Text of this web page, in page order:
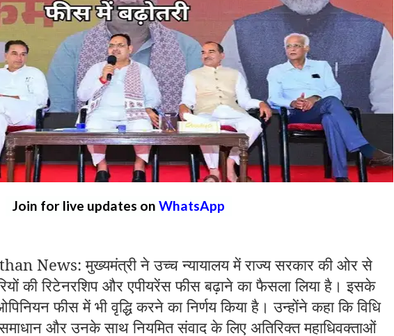
Join for live updates on WhatsApp
News: मुख्यमंत्री ने उच्च न्यायालय में राज्य सरकार की ओर से
की रिटेनरशिप और एपीयरेंस फीस बढ़ाने का फैसला लिया है। इसके
फीस में भी वृद्धि करने का निर्णय किया है। उन्होंने कहा कि विधि
और उनके साथ नियमित संवाद के लिए अतिरिक्त महाधिवक्ताओं